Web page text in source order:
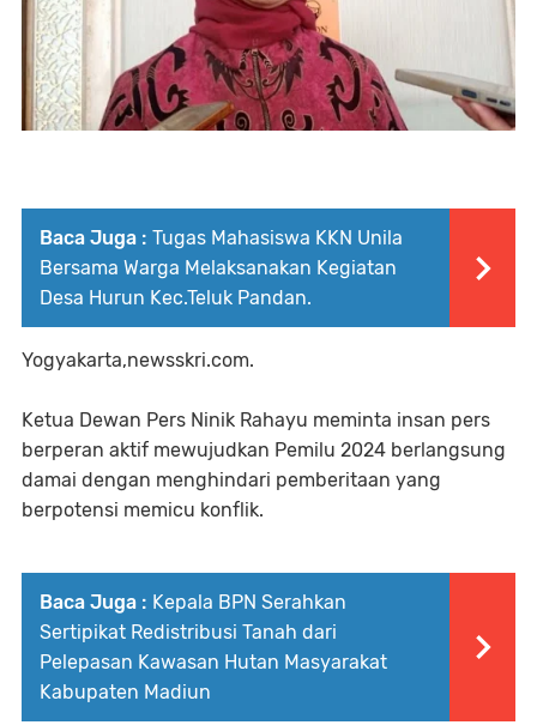
Baca Juga : Tugas Mahasiswa KKN Unila
Bersama Warga Melaksanakan Kegiatan
Desa Hurun Kec.Teluk Pandan.
Yogyakarta,newsskri.com.
Ketua Dewan Pers Ninik Rahayu meminta insan pers
berperan aktif mewujudkan Pemilu 2024 berlangsung
damai dengan menghindari pemberitaan yang
berpotensi memicu konflik.
Baca Juga : Kepala BPN Serahkan
Sertipikat Redistribusi Tanah dari
Pelepasan Kawasan Hutan Masyarakat
Kabupaten Madiun